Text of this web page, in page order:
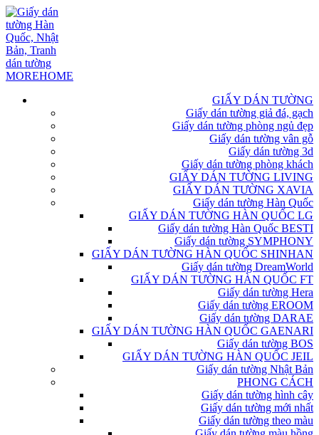
GIẤY DÁN TƯỜNG
Giấy dán tường giả đá, gạch
Giấy dán tường phòng ngủ đẹp
Giấy dán tường vân gỗ
Giấy dán tường 3d
Giấy dán tường phòng khách
GIẤY DÁN TƯỜNG LIVING
GIẤY DÁN TƯỜNG XAVIA
Giấy dán tường Hàn Quốc
GIẤY DÁN TƯỜNG HÀN QUỐC LG
Giấy dán tường Hàn Quốc BESTI
Giấy dán tường SYMPHONY
GIẤY DÁN TƯỜNG HÀN QUỐC SHINHAN
Giấy dán tường DreamWorld
GIẤY DÁN TƯỜNG HÀN QUỐC FT
Giấy dán tường Hera
Giấy dán tường EROOM
Giấy dán tường DARAE
GIẤY DÁN TƯỜNG HÀN QUỐC GAENARI
Giấy dán tường BOS
GIẤY DÁN TƯỜNG HÀN QUỐC JEIL
Giấy dán tường Nhật Bản
PHONG CÁCH
Giấy dán tường hình cây
Giấy dán tường mới nhất
Giấy dán tường theo màu